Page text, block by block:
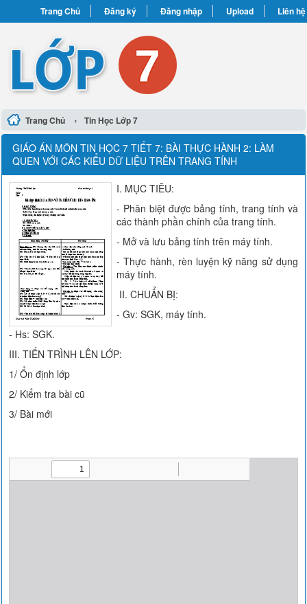
Trang Chủ Đăng ký Đăng nhập Upload Liên hệ
Trang Chủ › Tin Học Lớp 7
GIÁO ÁN MÔN TIN HỌC 7 TIẾT 7: BÀI THỰC HÀNH 2: LÀM
QUEN VỚI CÁC KIỂU DỮ LIỆU TRÊN TRANG TÍNH
I. MỤC TIÊU:
- Phân biệt được bảng tính, trang tính và
các thành phần chính của trang tính.
- Mở và lưu bảng tính trên máy tính.
- Thực hành, rèn luyện kỹ năng sử dụng
máy tính.
II. CHUẨN BỊ:
- Gv: SGK, máy tính.
- Hs: SGK.
III. TIẾN TRÌNH LÊN LỚP:
1/ Ổn định lớp
2/ Kiểm tra bài cũ
3/ Bài mới